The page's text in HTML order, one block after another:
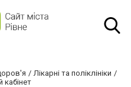
Лікарні та поліклініки
кабінет